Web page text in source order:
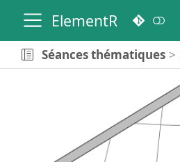
ElementR
Séances thématiques